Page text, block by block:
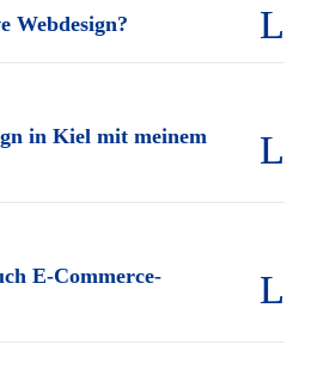
Webdesign?
in Kiel mit meinem
E-Commerce-